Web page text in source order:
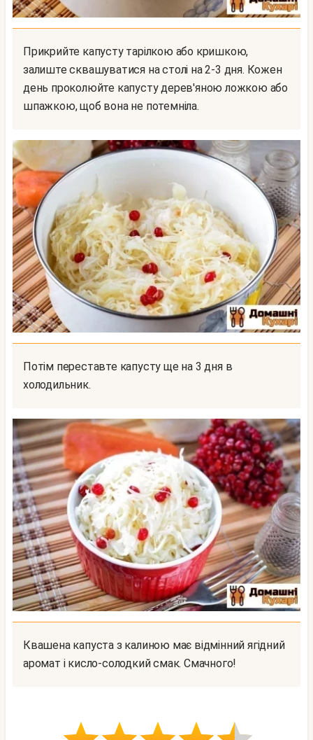
Прикрийте капусту тарілкою або кришкою,
залиште сквашуватися на столі на 2-3 дня. Кожен
день проколюйте капусту дерев'яною ложкою або
шпажкою, щоб вона не потемніла.
Потім переставте капусту ще на 3 дня в
холодильник.
Квашена капуста з калиною має відмінний ягідний
аромат і кисло-солодкий смак. Смачного!